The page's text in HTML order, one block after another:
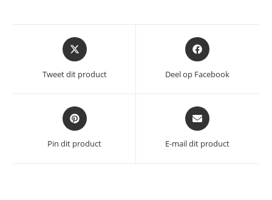
Opent
in
een
nieuw
Tweet dit product
Opent
in
nieuw
Deel op Facebook
Opent
in
een
nieuw
Pin dit product
Opent
in
een
nieuw
E-mail dit product